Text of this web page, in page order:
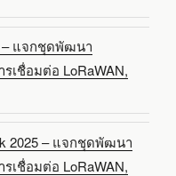
– แจกชุดพัฒนา
เชื่อมต่อ LoRaWAN,
2025 – แจกชุดพัฒนา
เชื่อมต่อ LoRaWAN,